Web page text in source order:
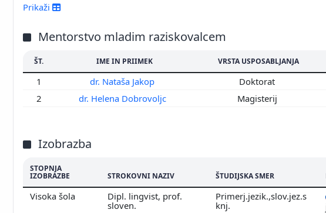
Prikaži
Mentorstvo mladim raziskovalcem
ŠT. IME IN PRIIMEK VRSTA USPOSABLJANJA
1 dr. Nataša Jakop Doktorat
2
dr. Helena Dobrovoljc Magisterij
Izobrazba
STOPNJA
IZOBRAZBE STROKOVNI NAZIV ŠTUDIJSKA SMER
Visoka šola
Dipl. lingvist, prof.
sloven.
Primerj.jezik.,slov.jez.s
knj.